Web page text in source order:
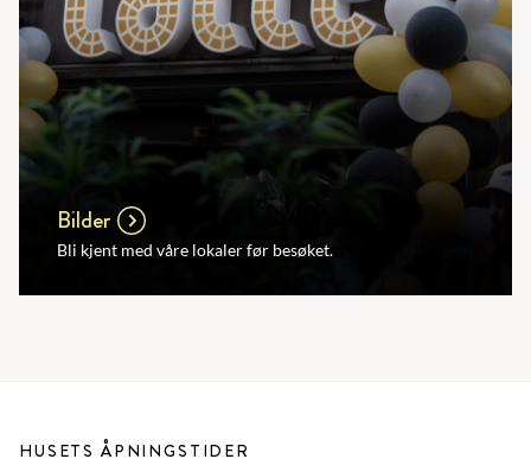
Bilder
Bli kjent med våre lokaler før besøket.
HUSETS ÅPNINGSTIDER